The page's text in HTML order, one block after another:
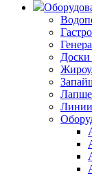
Доски
Линии